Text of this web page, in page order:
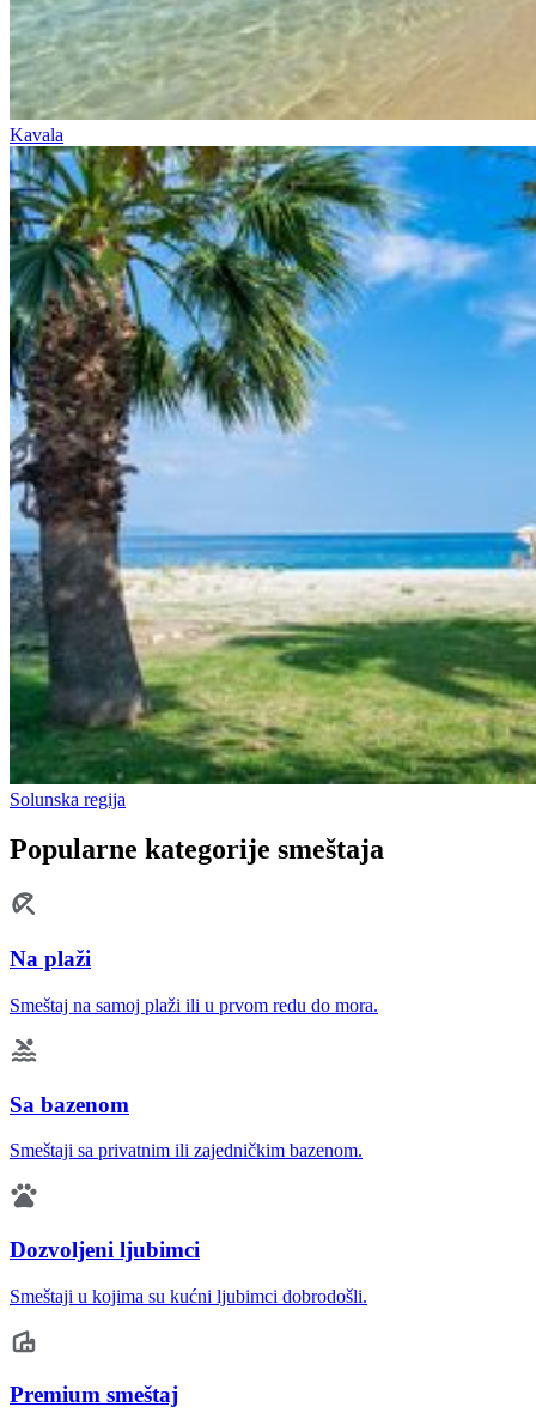
Kavala
Solunska regija
Popularne kategorije smeštaja
Na plaži
Smeštaj na samoj plaži ili u prvom redu do mora.
Sa bazenom
Smeštaji sa privatnim ili zajedničkim bazenom.
Dozvoljeni ljubimci
Smeštaji u kojima su kućni ljubimci dobrodošli.
Premium smeštaj